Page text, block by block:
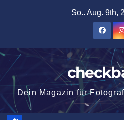
So.. Aug. 9th,
Dein Magazin für